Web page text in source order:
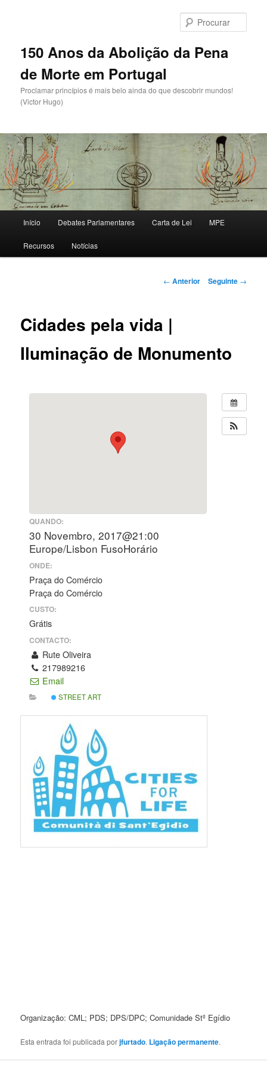
primário150 Anos da Abolição da Pena
de Morte em Portugal
Proclamar princípios é mais belo ainda do que descobrir mundos!
(Victor Hugo)
principal
Início Debates Parlamentares Carta de Lei MPE
Recursos Notícias
Navegação
← Anterior Seguinte →
Cidades pela vida |
Iluminação de Monumento
QUANDO:
30 Novembro, 2017@21:00
Europe/Lisbon FusoHorário
ONDE:
Praça do Comércio
Praça do Comércio
CUSTO:
Grátis
CONTACTO:
Rute Oliveira
217989216
Email
STREET ART
Organização: CML; PDS; DPS/DPC; Comunidade Stº Egídio
Esta entrada foi publicada porjfurtado. Ligação permanente.